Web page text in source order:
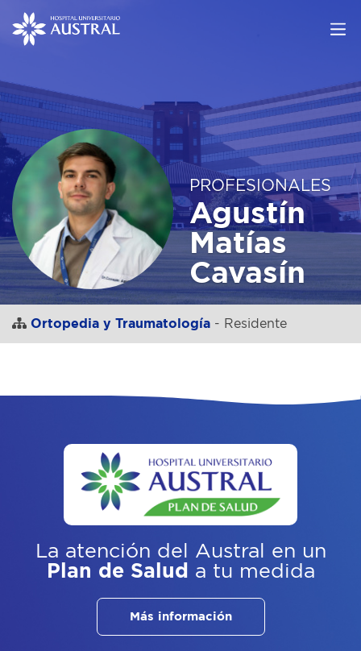
PROFESIONALES
Agustín
Matías
Cavasín
Ortopedia y Traumatología - Residente
La atención del Austral
en un
Plan de Salud a tu medida
Más información